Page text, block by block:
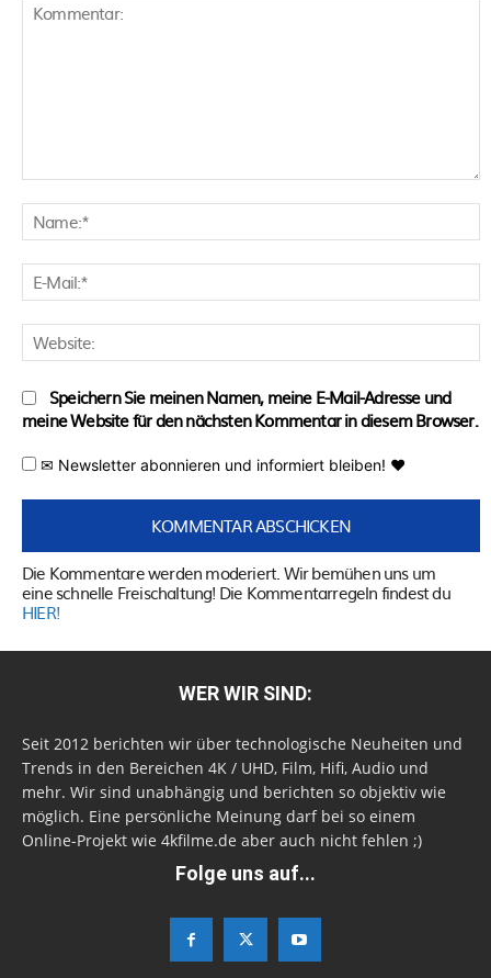
Speichern Sie meinen Namen, meine E-Mail-Adresse und
meine Website für den nächsten Kommentar in diesem Browser.
✉ Newsletter abonnieren und informiert bleiben! ♥
Die Kommentare werden moderiert. Wir bemühen uns um
eine schnelle Freischaltung! Die Kommentarregeln findest du
HIER!
WER WIR SIND:
Seit 2012 berichten wir über technologische Neuheiten und
Trends in den Bereichen 4K / UHD, Film, Hifi, Audio und
mehr. Wir sind unabhängig und berichten so objektiv wie
möglich. Eine persönliche Meinung darf bei so einem
Online-Projekt wie 4kfilme.de aber auch nicht fehlen ;)
Folge uns auf...